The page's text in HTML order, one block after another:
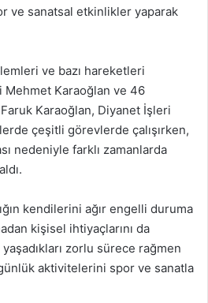
ve sanatsal etkinlikler yaparak
ve bazı hareketleri
Mehmet Karaoğlan ve 46
Karaoğlan, Diyanet İşleri
çeşitli görevlerde çalışırken,
nedeniyle farklı zamanlarda
kendilerini ağır engelli duruma
kişisel ihtiyaçlarını da
zorlu sürece rağmen
aktivitelerini spor ve sanatla